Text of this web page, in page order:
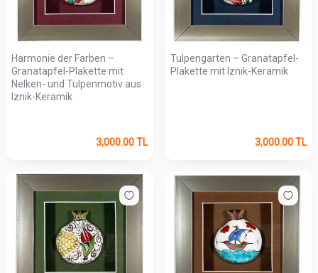
Harmonie der Farben –
Granatapfel-Plakette mit
Nelken- und Tulpenmotiv aus
Iznik-Keramik
3,000.00TL
Tulpengarten – Granatapfel-
Plakette mit Iznik-Keramik
3,000.00TL